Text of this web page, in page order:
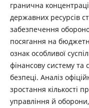
гранична
державних ресурсів
забезпечення
посягання на
ознак особливої
фінансову систему
безпеці. Аналіз
зростання кількості
управління й